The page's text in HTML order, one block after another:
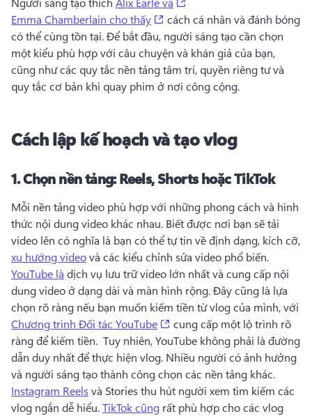
Emma Chamberlain cho thấy
(opens in a new tab)
cách cá nhân và đánh bóng
có thể cùng tồn tại. Để bắt đầu, người sáng tạo cần chọn
một kiểu phù hợp với câu chuyện và khán giả của bạn,
cũng như các quy tắc nền tảng tâm trí, quyền riêng tư và
quy tắc cơ bản khi quay phim ở nơi công cộng.
Cách lập kế hoạch và tạo vlog
1.Chọn nền tảng: Reels, Shorts hoặc TikTok
Mỗi nền tảng video phù hợp với những phong cách và hình
thức nội dung video khác nhau. Biết được nơi bạn sẽ tải
xu hướng video và các kiểu chỉnh sửa video phổ biến.
YouTube là dịch vụ lưu trữ video lớn nhất và cung cấp nội
dung video ở dạng dài và màn hình rộng. Đây cũng là lựa
Chương trình Đối tác YouTube
(opens in a new tab)
cung cấp một lộ trình rõ
ràng để kiếm tiền. Tuy nhiên, YouTube không phải là đường
dẫn duy nhất để thực hiện vlog. Nhiều người có ảnh hưởng
và người sáng tạo thành công chọn các nền tảng khác.
Instagram Reels và Stories thu hút người xem tìm kiếm các
vlog ngắn dễ hiểu. TikTok cũng rất phù hợp cho các vlog